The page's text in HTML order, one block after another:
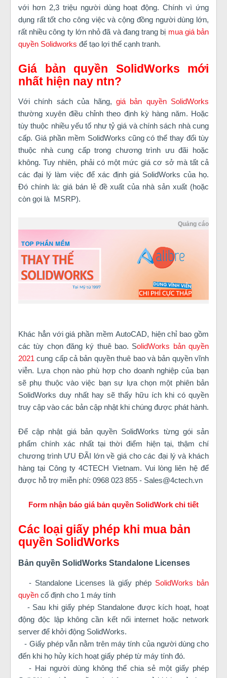
với hơn 2,3 triệu người dùng hoạt động. Chính vì ứng
dụng rất tốt cho công việc và cộng đồng người dùng lớn,
rất nhiều công ty lớn nhỏ đã và đang trang bị mua giá bản
quyền Solidworks để tạo lợi thế cạnh tranh.
Giá bản quyền SolidWorks mới
nhất hiện nay ntn?
Với chính sách của hãng, giá bản quyền SolidWorks
thường xuyên điều chỉnh theo định kỳ hàng năm. Hoặc
tùy thuộc nhiều yếu tố như tỷ giá và chính sách nhà cung
cấp. Giá phần mềm SolidWorks cũng có thể thay đổi tùy
thuộc nhà cung cấp trong chương trình ưu đãi hoặc
không. Tuy nhiên, phải có một mức giá cơ sở mà tất cả
các đại lý làm việc để xác định giá SolidWorks của họ.
Đó chính là: giá bán lẻ đề xuất của nhà sản xuất (hoặc
còn gọi là MSRP).
Quảng cáo
Khác hẳn với giá phần mềm AutoCAD, hiện chỉ bao gồm
các tùy chọn đăng ký thuê bao. SolidWorks bản quyền
2021 cung cấp cả bản quyền thuê bao và bản quyền vĩnh
viễn. Lựa chọn nào phù hợp cho doanh nghiệp của bạn
sẽ phụ thuộc vào việc bạn sự lựa chọn một phiên bản
SolidWorks duy nhất hay sẽ thấy hữu ích khi có quyền
truy cập vào các bản cập nhật khi chúng được phát hành.
Để cập nhật giá bản quyền SolidWorks từng gói sản
phẩm chính xác nhất tại thời điểm hiện tại, thậm chí
chương trình ƯU ĐÃI lớn về giá cho các đại lý và khách
hàng tại Công ty 4CTECH Vietnam. Vui lòng liên hệ để
được hỗ trợ miễn phí: 0968 023 855 - Sales@4ctech.vn
Form nhận báo giá bản quyền SolidWork chi tiết
Các loại giấy phép khi mua bản
quyền SolidWorks
Bản quyền SolidWorks Standalone Licenses
- Standalone Licenses là giấy phép SolidWorks bản
quyền cố định cho 1 máy tính
- Sau khi giấy phép Standalone được kích hoạt, hoạt
động độc lập không cần kết nối internet hoặc network
server để khởi động SolidWorks.
- Giấy phép vẫn nằm trên máy tính của người dùng cho
đến khi họ hủy kích hoạt giấy phép từ máy tính đó.
- Hai người dùng không thể chia sẻ một giấy phép